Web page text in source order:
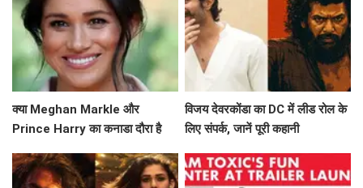
क्या Meghan Markle और
Prince Harry का कनाडा दौरा है
विजय देवरकोंडा का DC में लीड रोल के
लिए संपर्क, जानें पूरी कहानी